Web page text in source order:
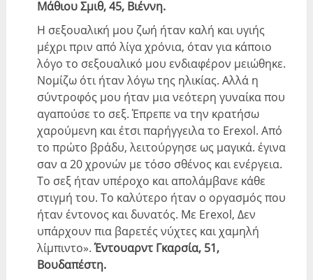
Μάθιου Σμιθ, 45, Βιέννη.
Η σεξουαλική μου ζωή ήταν καλή και υγιής
μέχρι πριν από λίγα χρόνια, όταν για κάποιο
λόγο το σεξουαλικό μου ενδιαφέρον μειώθηκε.
Νομίζω ότι ήταν λόγω της ηλικίας. Αλλά η
σύντροφός μου ήταν μια νεότερη γυναίκα που
αγαπούσε το σεξ. Έπρεπε να την κρατήσω
χαρούμενη και έτσι παρήγγειλα το Erexol. Από
το πρώτο βράδυ, λειτούργησε ως μαγικά. έγινα
σαν α 20 χρονών με τόσο σθένος και ενέργεια.
Το σεξ ήταν υπέροχο και απολάμβανε κάθε
στιγμή του. Το καλύτερο ήταν ο οργασμός που
ήταν έντονος και δυνατός. Με Erexol, Δεν
υπάρχουν πια βαρετές νύχτες και χαμηλή
λίμπιντο».Έντουαρντ Γκαρσία, 51,
Βουδαπέστη.